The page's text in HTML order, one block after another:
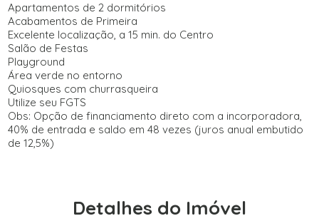
Apartamentos de 2 dormitórios
Acabamentos de Primeira
Excelente localização, a 15 min. do Centro
Salão de Festas
Playground
Área verde no entorno
Quiosques com churrasqueira
Utilize seu FGTS
Obs: Opção de financiamento direto com a incorporadora,
40% de entrada e saldo em 48 vezes (juros anual embutido
de 12,5%)
Detalhes do Imóvel